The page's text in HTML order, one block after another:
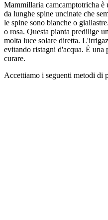
Mammillaria camcamptotricha è
da lunghe spine uncinate che
le spine sono bianche o
o rosa. Questa pianta predilige
molta luce solare diretta.
evitando ristagni d'acqua. È una
curare.
Accettiamo i seguenti metodi di